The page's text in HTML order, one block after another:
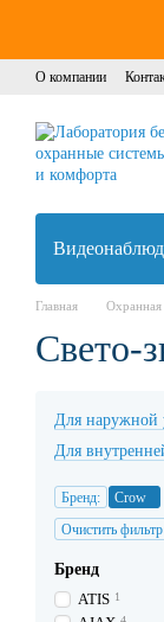
О компании
Главная Охранная
Свето-
Для наружной
Для
Бренд:
Crow
Очистить фильтр
Бренд
ATIS 1